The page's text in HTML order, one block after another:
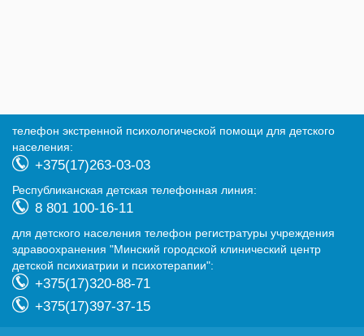
телефон экстренной психологической помощи для детского
населения:
+375(17)263-03-03
Республиканская детская телефонная линия:
8 801 100-16-11
для детского населения телефон регистратуры учреждения
здравоохранения "Минский городской клинический центр
детской психиатрии и психотерапии":
+375(17)320-88-71
+375(17)397-37-15